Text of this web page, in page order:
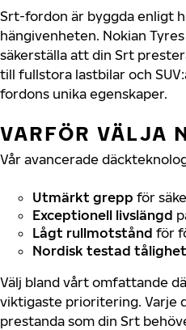
Srt-fordon är byggda enligt
hängivenheten. Nokian
säkerställa att din Srt
till fullstora lastbilar och
fordons unika egenskaper.
VARFÖR VÄLJA
Vår avancerade
Utmärkt grepp för
Exceptionell livslängd
Lågt rullmotstånd för
Nordisk testad tålighet
Välj bland vårt omfattande
viktigaste prioritering. Varje
prestanda som din Srt